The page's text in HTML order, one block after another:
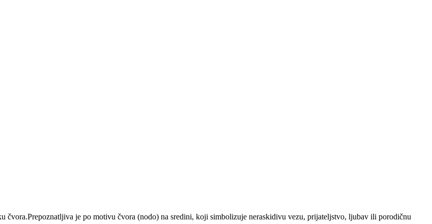
čvora.Prepoznatljiva je po motivu čvora (nodo) na sredini, koji simbolizuje neraskidivu vezu, prijateljstvo, ljubav ili porodičnu